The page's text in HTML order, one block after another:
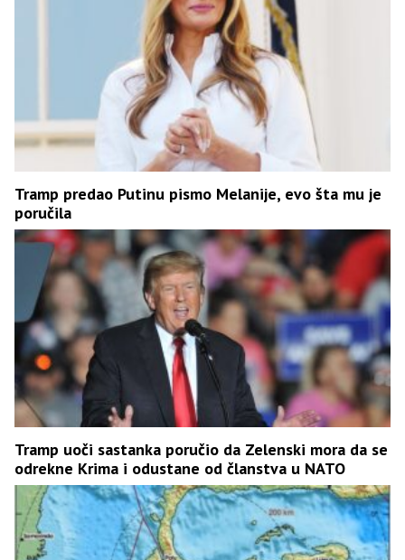
Tramp predao Putinu pismo Melanije, evo šta mu je
poručila
Tramp uoči sastanka poručio da Zelenski mora da se
odrekne Krima i odustane od članstva u NATO